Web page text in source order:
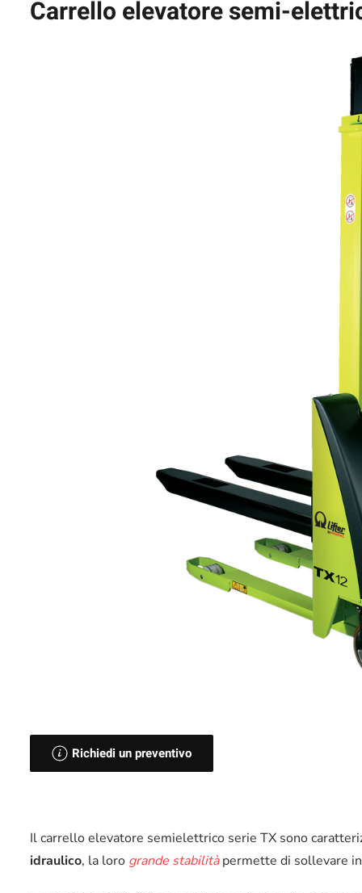
Carrello elevatore semi-
Richiedi un preventivo
Il carrello elevatore semielettrico serie TX sono
idraulico, la loro grande stabilitàpermette di sollevare